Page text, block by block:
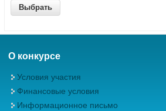
О конкурсе
Условия участия
Финансовые условия
Информационное письмо